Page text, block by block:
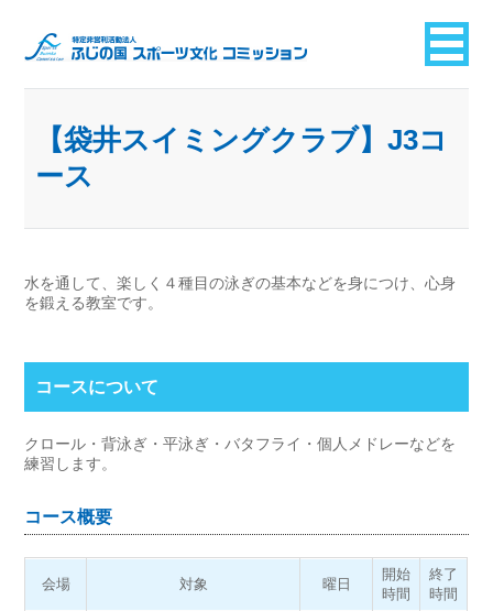
【袋井スイミングクラブ】J3コ
ース
水を通して、楽しく４種目の泳ぎの基本などを身につけ、心身
を鍛える教室です。
コースについて
クロール・背泳ぎ・平泳ぎ・バタフライ・個人メドレーなどを
練習します。
コース概要
会場 対象 曜日
開始
時間
終了
時間